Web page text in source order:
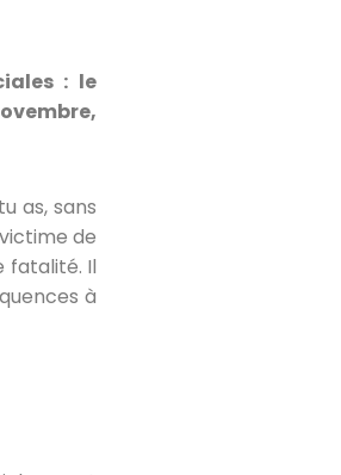
: le
as, sans
de
fatalité. Il
à